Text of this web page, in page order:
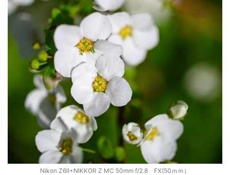
Nikon Z6II+NIKKOR Z MC 50mm f/2.8 FX(50ｍｍ）